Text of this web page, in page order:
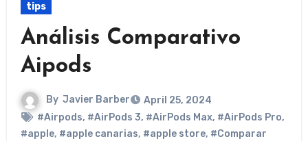
tips
Análisis Comparativo
Aipods
By Javier Barber
April 25, 2024
#Airpods, #AirPods 3, #AirPods Max, #AirPods Pro,
#apple, #apple canarias, #apple store, #Comparar